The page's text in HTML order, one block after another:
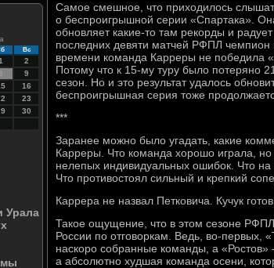
Вс
2
8
9
16
23
30
Урала
мы
Самое смешное, что приходилось
о беспроигрышной серии «Спартака».
обновляет какие-то там рекорды и
последних девяти матчей РФПЛ чемпион
времени команда Карреры не победила
Потому что к 15-му туру было потеряно
сезон. Но и это результат удалось
беспроигрышная серия тоже
***
Заранее можно было угадать, какие
Карреры. Что команда хорошо играла,
нелепых индивидуальных ошибок. Что
Что противостоял сильный и крепкий
Каррера не назвал Петковича. Кучук
Такое ощущение, что в этом сезоне
России по отговоркам. Ведь, во-
наскоро собранные команды, а
а абсолютно худшая команда осени,